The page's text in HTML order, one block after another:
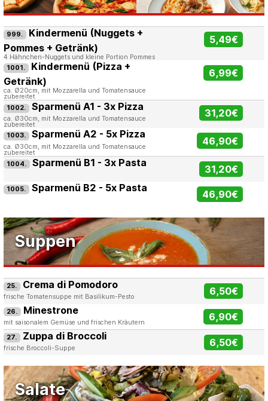
999. Kindermenü (Nuggets +
Pommes + Getränk)
4 Hähnchen-Nuggets und kleine Portion Pommes
5,49€
1001. Kindermenü (Pizza +
Getränk)
ca. Ø20cm, mit Mozzarella und Tomatensauce
zubereitet
6,99€
1002. Sparmenü A1 - 3x Pizza
ca. Ø30cm, mit Mozzarella und Tomatensauce
zubereitet
31,20€
1003. Sparmenü A2 - 5x Pizza
ca. Ø30cm, mit Mozzarella und Tomatensauce
zubereitet
46,90€
1004. Sparmenü B1 - 3x Pasta
31,20€
1005. Sparmenü B2 - 5x Pasta
46,90€
Suppen
25. Crema di Pomodoro
frische Tomatensuppe mit Basilikum-Pesto 6,50€
26. Minestrone
mit saisonalem Gemüse und frischen Kräutern 6,90€
27. Zuppa di Broccoli
frische Broccoli-Suppe 6,50€
Salate